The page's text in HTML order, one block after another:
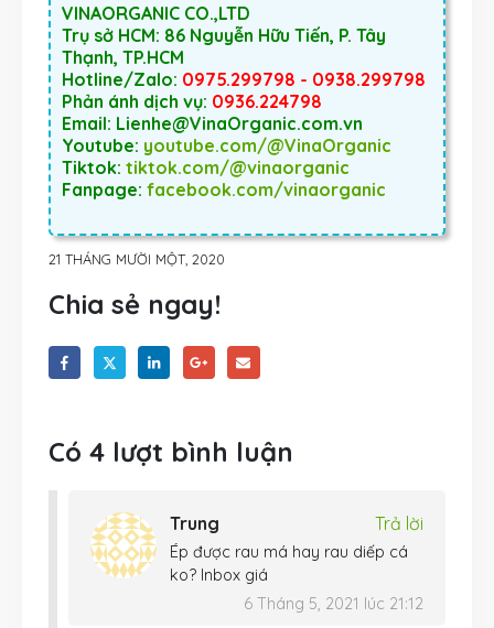
VINAORGANIC CO.,LTD
Trụ sở HCM: 86 Nguyễn Hữu Tiến, P. Tây
Thạnh, TP.HCM
Hotline/Zalo: 0975.299798 - 0938.299798
Phản ánh dịch vụ: 0936.224798
Email: Lienhe@VinaOrganic.com.vn
Youtube: youtube.com/@VinaOrganic
Tiktok: tiktok.com/@vinaorganic
Fanpage: facebook.com/vinaorganic
21 THÁNG MƯỜI MỘT, 2020
Chia sẻ ngay!
Có 4 lượt bình luận
Trung Trả lời
Ép được rau má hay rau diếp cá
ko? Inbox giá
6 Tháng 5, 2021 lúc 21:12